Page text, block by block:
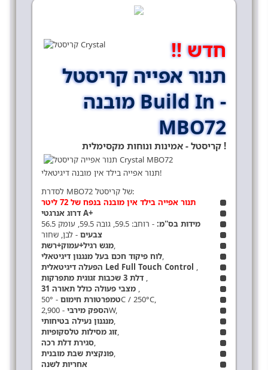
חדש !!
תנור אפייה קריסטל
מובנה Build In -
MBO72
קריסטל - אמינות ונוחות מקסימלית !
תנור אפייה בילד אין מובנה דיגיטאלי!
לסדרת MBO72 של קריסטל:
תנור אפייה בילד אין מובנה בנפח של 72 ליטר
דרוג אנרגטי A+
מידות בס''מ:- רוחב: 59.5, גובה 59.5, עומק 56.5
צבעים- לבן, שחור
מגש רגיל+עמוק+רשת,
לוח פיקוד חכם בעל מנגנון דיגיטאלי,
הפעלה דיגיטאלית Led Full Touch Control ,
דלת 3 שכבות זגוגית מתפרקות ,
31 מצבי פעולה כולל תאורה ,
טמפרטורת חימום- 50°C / 250°C,
הספק מירבי- 2,900W,
מנגנון נעילה בטיחותי,
זוג מסילות טלסקופיות,
סגירת דלת רכה,
פונקצית שבת מובנית,
אחריות לשנה